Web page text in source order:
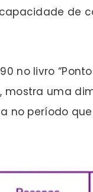
de
no livro
mostra uma
no período